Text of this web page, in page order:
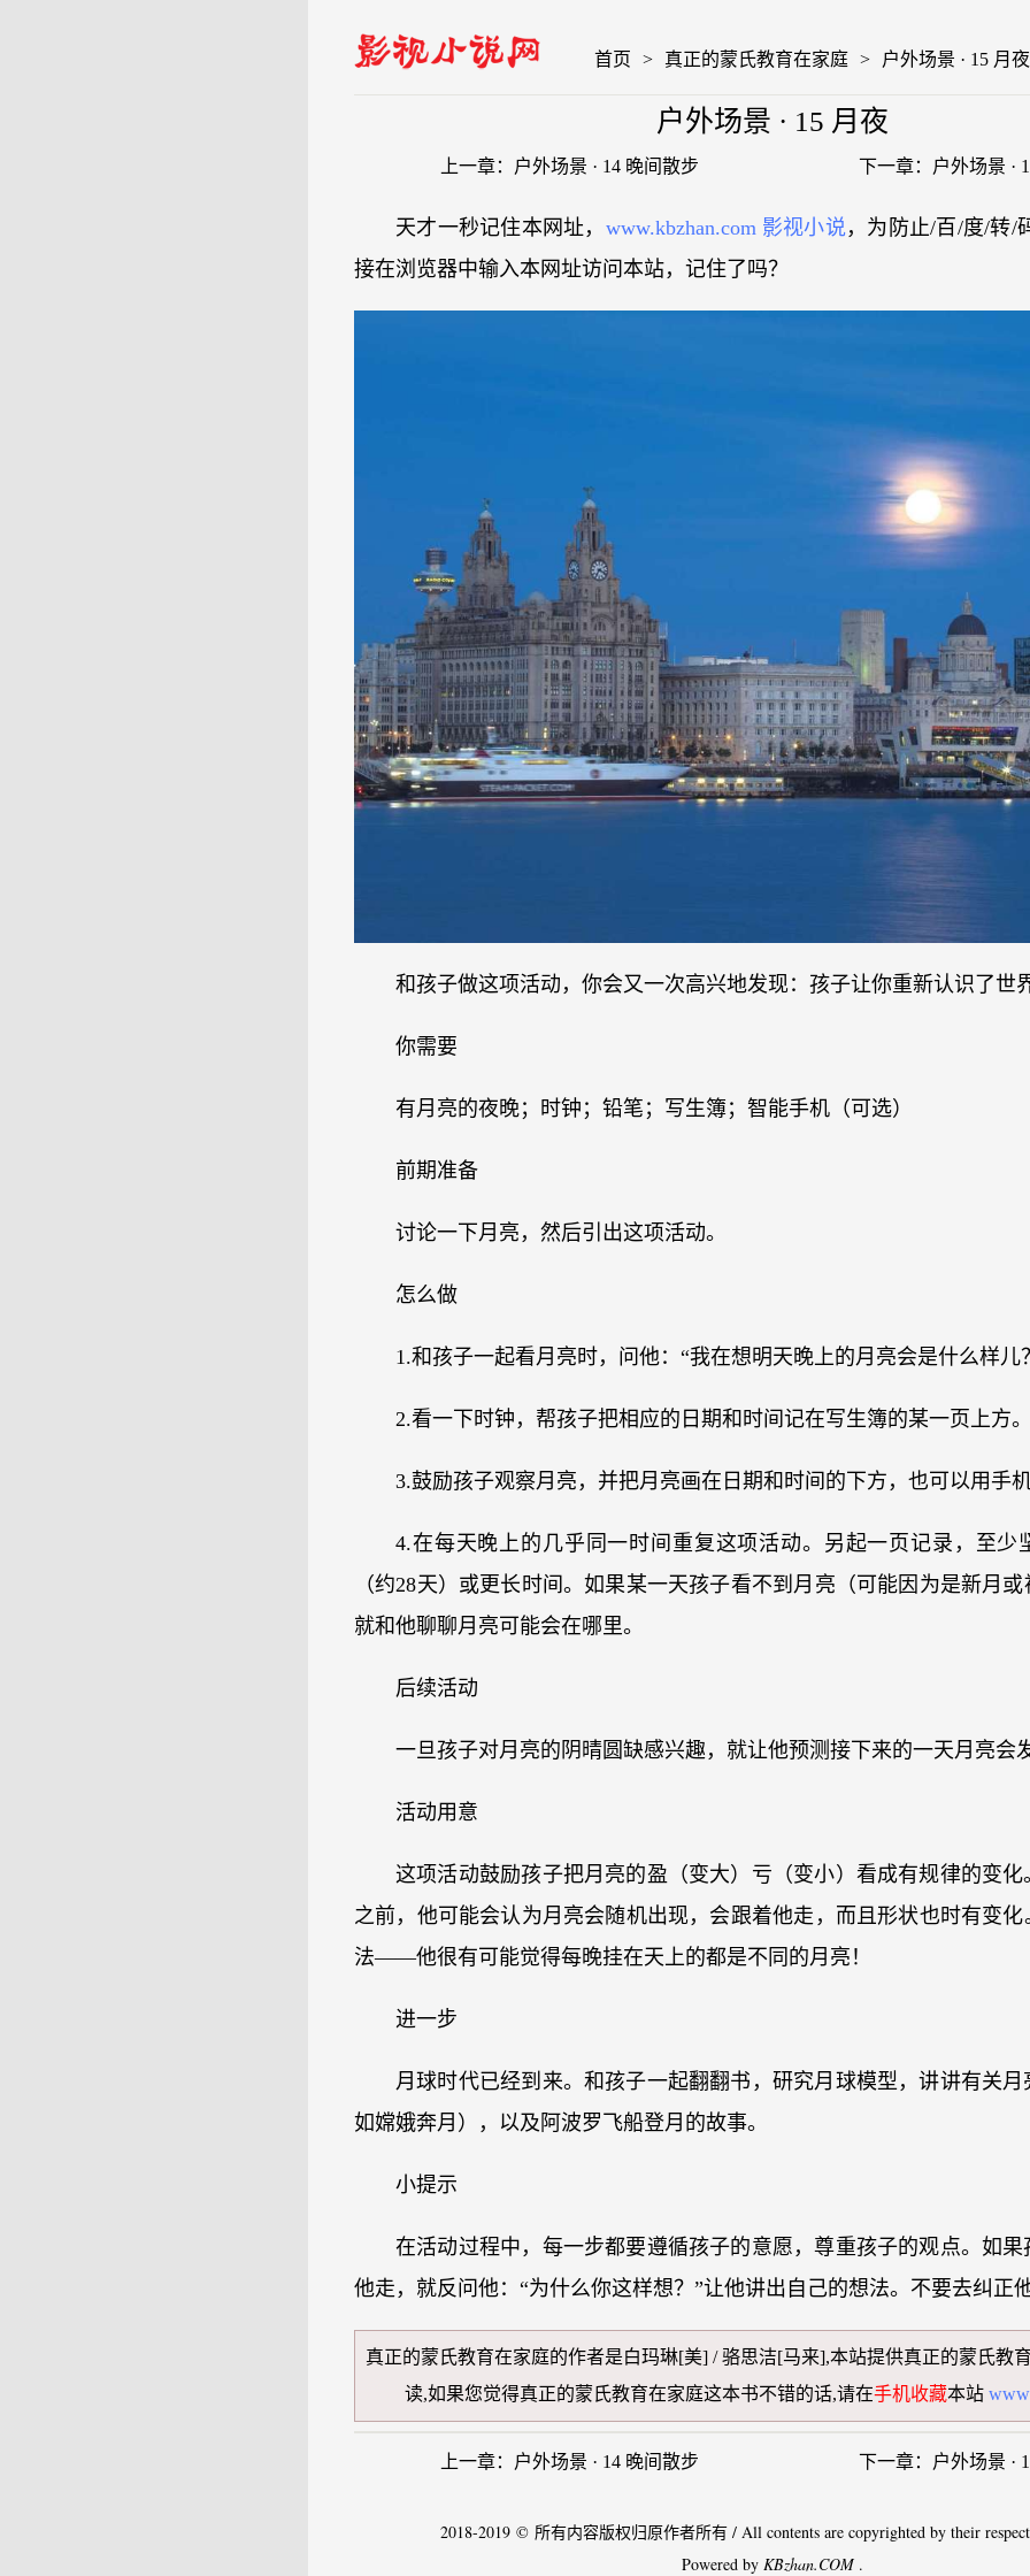
首页 > 真正的蒙氏教育在家庭 > 户外场景 · 15 月夜
户外场景 · 15 月夜
上一章： 户外场景 · 14 晚间散步 下一章： 户外场景 ·
天才一秒记住本网址， www.kbzhan.com 影视小说，为防止/百/度/转/
接在浏览器中输入本网址访问本站，记住了吗？
和孩子做这项活动，你会又一次高兴地发现：孩子让你重新认识了世
你需要
有月亮的夜晚；时钟；铅笔；写生簿；智能手机（可选）
前期准备
讨论一下月亮，然后引出这项活动。
怎么做
1.和孩子一起看月亮时，问他：“我在想明天晚上的月亮会是什么样儿
2.看一下时钟，帮孩子把相应的日期和时间记在写生簿的某一页上方
3.鼓励孩子观察月亮，并把月亮画在日期和时间的下方，也可以用手
4.在每天晚上的几乎同一时间重复这项活动。另起一页记录，至少
（约28天）或更长时间。如果某一天孩子看不到月亮（可能因为是新月
就和他聊聊月亮可能会在哪里。
后续活动
一旦孩子对月亮的阴晴圆缺感兴趣，就让他预测接下来的一天月亮会
活动用意
这项活动鼓励孩子把月亮的盈（变大）亏（变小）看成有规律的变
之前，他可能会认为月亮会随机出现，会跟着他走，而且形状也时有变
法——他很有可能觉得每晚挂在天上的都是不同的月亮！
进一步
月球时代已经到来。和孩子一起翻翻书，研究月球模型，讲讲有关
如嫦娥奔月），以及阿波罗飞船登月的故事。
小提示
在活动过程中，每一步都要遵循孩子的意愿，尊重孩子的观点。如
他走，就反问他：“为什么你这样想？”让他讲出自己的想法。不要去纠正
真正的蒙氏教育在家庭的作者是白玛琳[美] / 骆思洁[马来],本站提供真正的蒙氏教
读,如果您觉得真正的蒙氏教育在家庭这本书不错的话,请在手机收藏本站
上一章： 户外场景 · 14 晚间散步 下一章： 户外场景 ·
2018-2019 © 所有内容版权归原作者所有 / All contents are copyrighted by their
Powered by KBzhan.COM .